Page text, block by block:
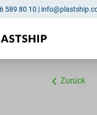
589 80 10 |
Zurück